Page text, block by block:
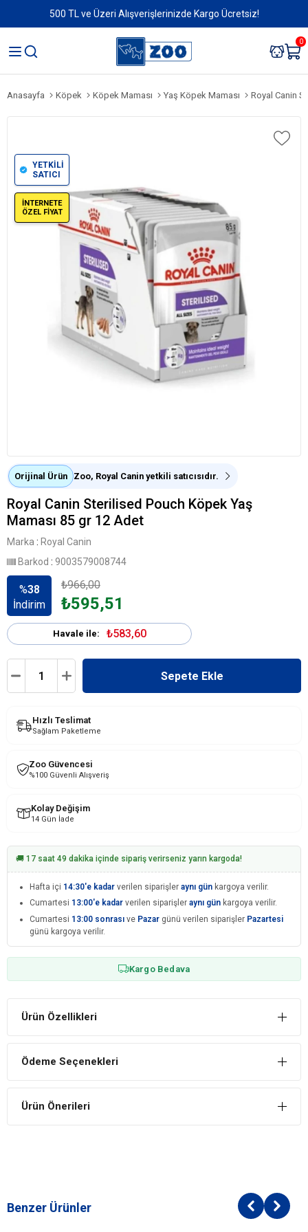
500 TL ve Üzeri Alışverişlerinizde Kargo Ücretsiz!
0
Anasayfa Köpek Köpek Maması Yaş Köpek Maması Royal Canin
YETKİLİ
SATICI
İNTERNETE
ÖZEL FİYAT
Orijinal Ürün Zoo, Royal Canin yetkili satıcısıdır.
Royal Canin Sterilised Pouch Köpek Yaş
Maması 85 gr 12 Adet
Marka : Royal Canin
Barkod : 9003579008744
%38
İndirim
₺966,00
₺595,51
Havale ile: ₺583,60
Hızlı Teslimat
Sağlam Paketleme
Zoo Güvencesi
%100 Güvenli Alışveriş
Kolay Değişim
14 Gün İade
🚚 17 saat 49 dakika içinde sipariş verirseniz yarın kargoda!
Hafta içi 14:30'e kadar verilen siparişleraynı gün kargoya verilir.
Cumartesi 13:00'e kadar verilen siparişleraynı gün kargoya verilir.
Cumartesi 13:00 sonrası ve Pazar günü verilen siparişler Pazartesi
günü kargoya verilir.
Kargo Bedava
Ürün Özellikleri
Ödeme Seçenekleri
Ürün Önerileri
Benzer Ürünler